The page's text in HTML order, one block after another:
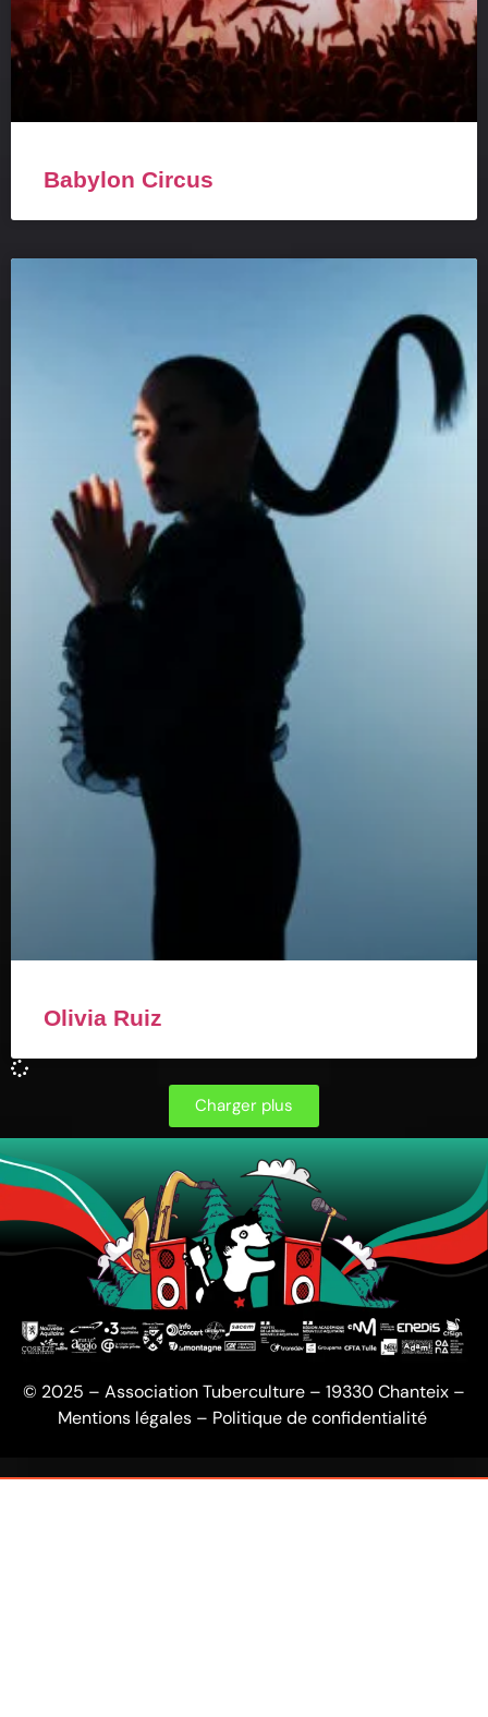
Babylon Circus
Olivia Ruiz
Charger plus
© 2025 – Association Tuberculture – 19330 Chanteix –
Mentions légales– Politique de confidentialité